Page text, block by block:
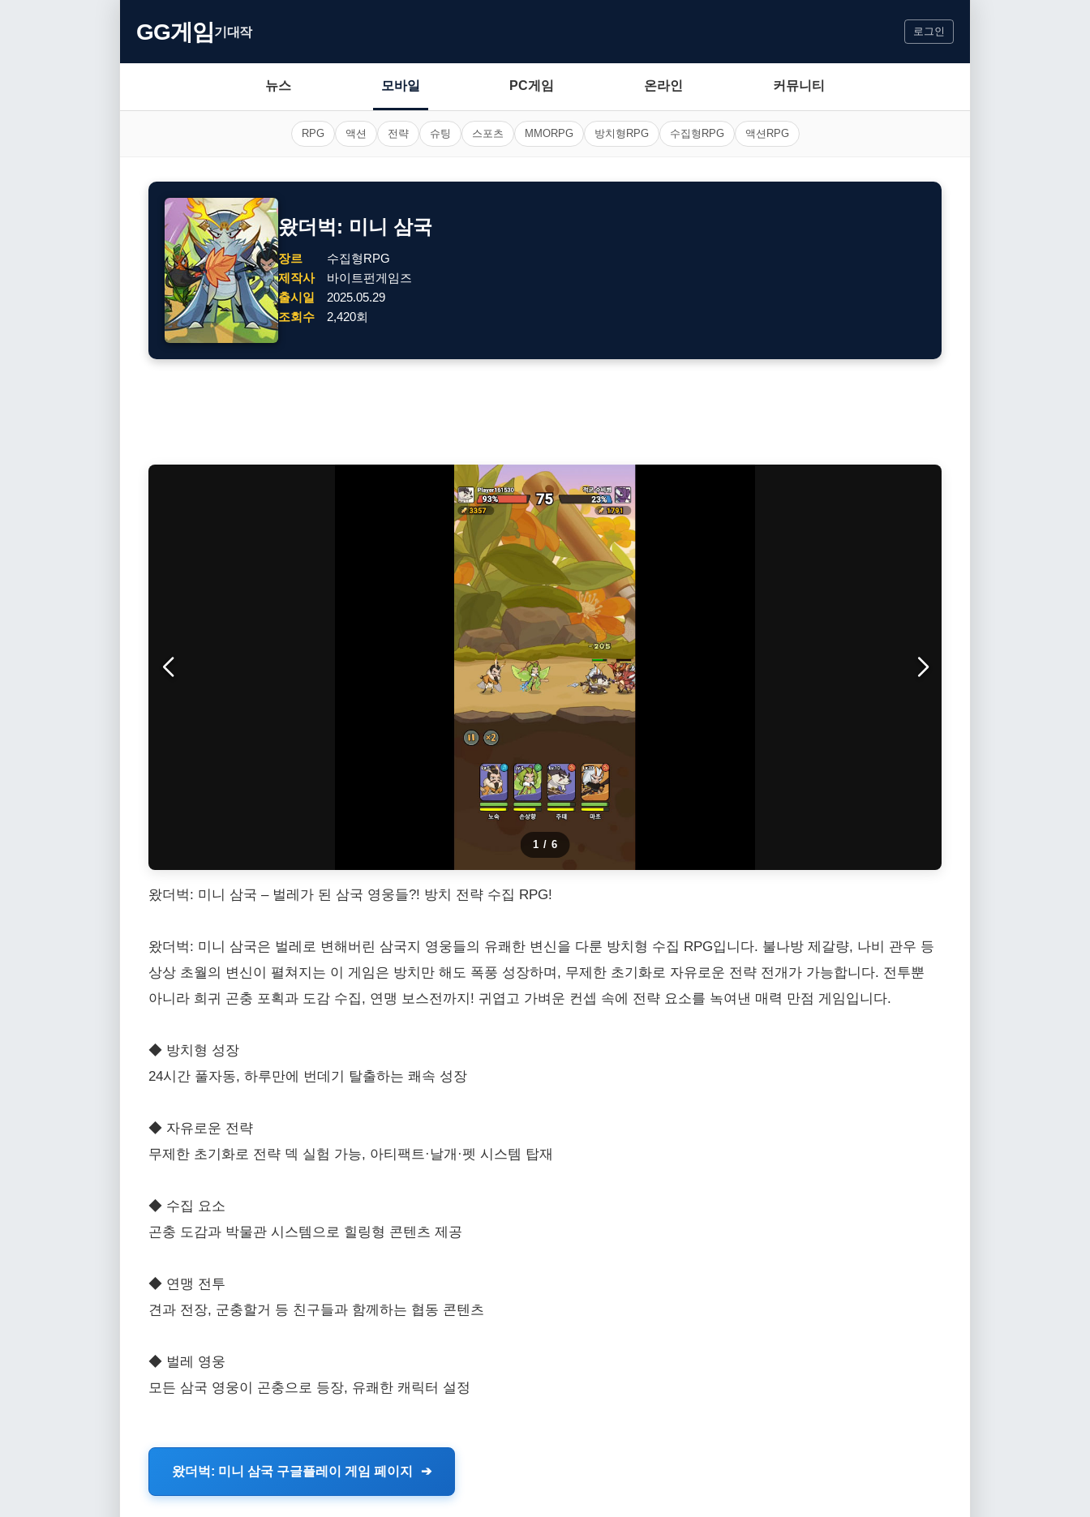
GG게임기대작 로그인
뉴스 모바일 PC게임 온라인 커뮤니티
RPG 액션 전략 슈팅 스포츠 MMORPG 방치형RPG 수집형RPG 액션RPG
왔더벅: 미니 삼국
장르
수집형RPG
제작사
바이트펀게임즈
출시일
2025.05.29
조회수
2,420회
1 / 6
왔더벅: 미니 삼국 – 벌레가 된 삼국 영웅들?! 방치 전략 수집 RPG!
왔더벅: 미니 삼국은 벌레로 변해버린 삼국지 영웅들의 유쾌한 변신을 다룬 방치형 수집 RPG입니다. 불나방 제갈량, 나비 관우 등
상상 초월의 변신이 펼쳐지는 이 게임은 방치만 해도 폭풍 성장하며, 무제한 초기화로 자유로운 전략 전개가 가능합니다. 전투뿐
아니라 희귀 곤충 포획과 도감 수집, 연맹 보스전까지! 귀엽고 가벼운 컨셉 속에 전략 요소를 녹여낸 매력 만점 게임입니다.
◆ 방치형 성장
24시간 풀자동, 하루만에 번데기 탈출하는 쾌속 성장
◆ 자유로운 전략
무제한 초기화로 전략 덱 실험 가능, 아티팩트·날개·펫 시스템 탑재
◆ 수집 요소
곤충 도감과 박물관 시스템으로 힐링형 콘텐츠 제공
◆ 연맹 전투
견과 전장, 군충할거 등 친구들과 함께하는 협동 콘텐츠
◆ 벌레 영웅
모든 삼국 영웅이 곤충으로 등장, 유쾌한 캐릭터 설정
왔더벅: 미니 삼국 구글플레이 게임 페이지